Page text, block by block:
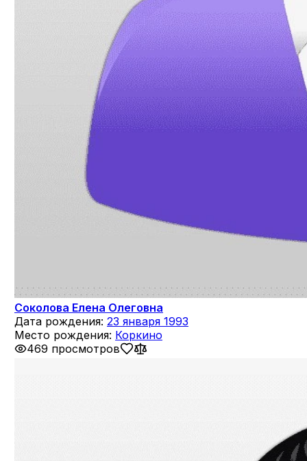
Соколова Елена Олеговна
Дата рождения: 23 января 1993
Место рождения: Коркино
469 просмотров